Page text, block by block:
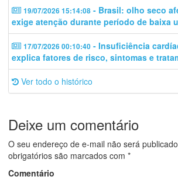
19/07/2026 15:14:08 - Brasil: olho seco
exige atenção durante período de baixa
17/07/2026 00:10:40 - Insuficiência
explica fatores de risco, sintomas e
Ver todo o histórico
Deixe um comentário
O seu endereço de e-mail não será
obrigatórios são marcados com *
Comentário